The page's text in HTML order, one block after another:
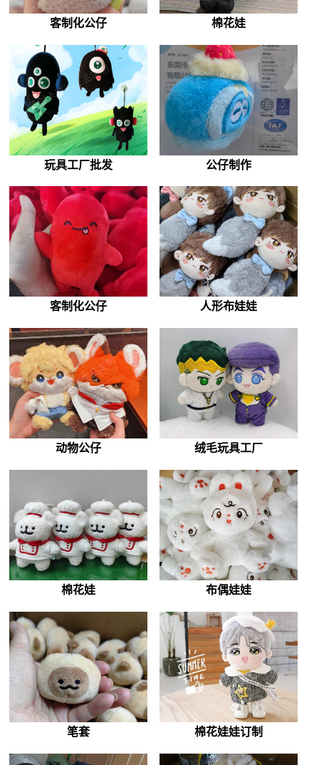
客制化公仔 棉花娃
玩具工厂批发 公仔制作
客制化公仔 人形布娃娃
动物公仔 绒毛玩具工厂
棉花娃 布偶娃娃
笔套 棉花娃娃订制